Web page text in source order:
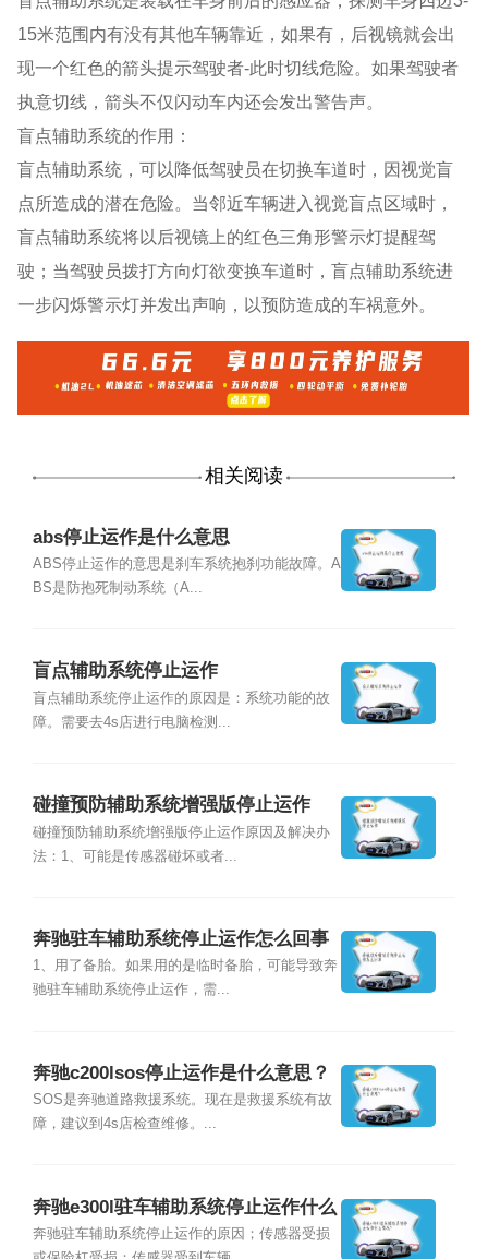
15米范围内有没有其他车辆靠近，如果有，后视镜就会出
现一个红色的箭头提示驾驶者-此时切线危险。如果驾驶者
执意切线，箭头不仅闪动车内还会发出警告声。
盲点辅助系统的作用：
盲点辅助系统，可以降低驾驶员在切换车道时，因视觉盲
点所造成的潜在危险。当邻近车辆进入视觉盲点区域时，
盲点辅助系统将以后视镜上的红色三角形警示灯提醒驾
驶；当驾驶员拨打方向灯欲变换车道时，盲点辅助系统进
一步闪烁警示灯并发出声响，以预防造成的车祸意外。
相关阅读
abs停止运作是什么意思
ABS停止运作的意思是刹车系统抱刹功能故障。A
BS是防抱死制动系统（A...
盲点辅助系统停止运作
盲点辅助系统停止运作的原因是：系统功能的故
障。需要去4s店进行电脑检测...
碰撞预防辅助系统增强版停止运作
碰撞预防辅助系统增强版停止运作原因及解决办
法：1、可能是传感器碰坏或者...
奔驰驻车辅助系统停止运作怎么回事
1、用了备胎。如果用的是临时备胎，可能导致奔
驰驻车辅助系统停止运作，需...
奔驰c200lsos停止运作是什么意思？
SOS是奔驰道路救援系统。现在是救援系统有故
障，建议到4s店检查维修。...
奔驰e300l驻车辅助系统停止运作什么
情况？
奔驰驻车辅助系统停止运作的原因；传感器受损